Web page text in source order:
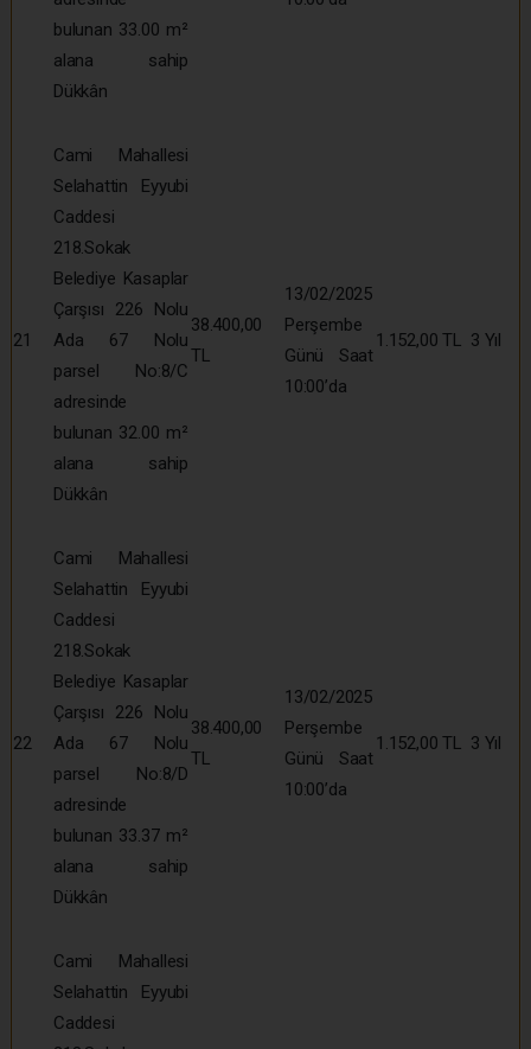
bulunan 33.00 m²
alana sahip
Dükkân
21
Cami Mahallesi
Selahattin Eyyubi
Caddesi
218.Sokak
Belediye Kasaplar
Çarşısı 226 Nolu
Ada 67 Nolu
parsel No:8/C
adresinde
bulunan 32.00 m²
alana sahip
Dükkân
38.400,00
TL
13/02/2025
Perşembe
Günü Saat
10:00’da
1.152,00 TL 3 Yıl
22
Cami Mahallesi
Selahattin Eyyubi
Caddesi
218.Sokak
Belediye Kasaplar
Çarşısı 226 Nolu
Ada 67 Nolu
parsel No:8/D
adresinde
bulunan 33.37 m²
alana sahip
Dükkân
38.400,00
TL
13/02/2025
Perşembe
Günü Saat
10:00’da
1.152,00 TL 3 Yıl
Cami Mahallesi
Selahattin Eyyubi
Caddesi